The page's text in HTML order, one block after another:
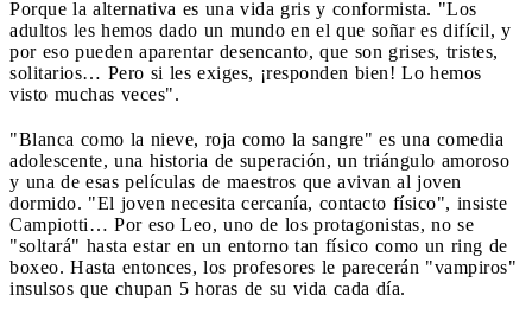
Porque la alternativa es una vida gris y conformista. "Los
adultos les hemos dado un mundo en el que soñar es difícil, y
por eso pueden aparentar desencanto, que son grises, tristes,
solitarios… Pero si les exiges, ¡responden bien! Lo hemos
visto muchas veces".
"Blanca como la nieve, roja como la sangre" es una comedia
adolescente, una historia de superación, un triángulo amoroso
y una de esas películas de maestros que avivan al joven
dormido. "El joven necesita cercanía, contacto físico", insiste
Campiotti… Por eso Leo, uno de los protagonistas, no se
"soltará" hasta estar en un entorno tan físico como un ring de
boxeo. Hasta entonces, los profesores le parecerán "vampiros"
insulsos que chupan 5 horas de su vida cada día.